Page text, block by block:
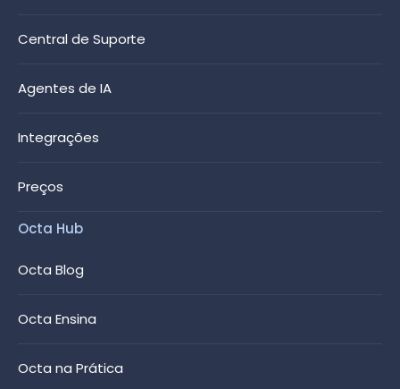
Central de Suporte
Agentes de IA
Integrações
Preços
Octa Hub
Octa Blog
Octa Ensina
Octa na Prática